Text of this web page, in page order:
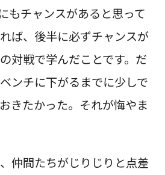
もチャンスがあると思って
ば、後半に必ずチャンスが
対戦で学んだことです。だ
ンチに下がるまでに少しで
きたかった。それが悔やま
仲間たちがじりじりと点差